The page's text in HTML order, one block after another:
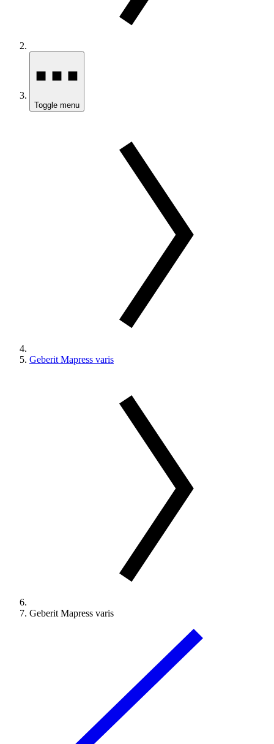
Toggle menu
Geberit Mapress varis
Geberit Mapress varis